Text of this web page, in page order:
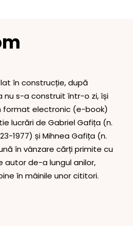
în construcție, după
nu s-a construit într-o zi, își
format electronic (e-book)
lucrări de Gabriel Gafița (n.
1977) și Mihnea Gafița (n.
în vânzare cărți primite cu
autor de-a lungul anilor,
în mâinile unor cititori.